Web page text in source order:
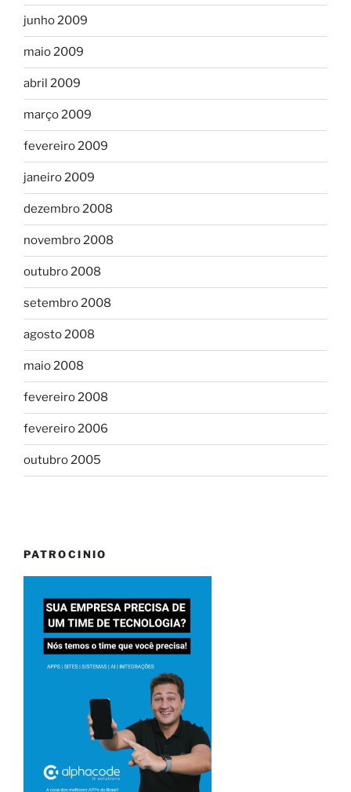
junho 2009
maio 2009
abril 2009
março 2009
fevereiro 2009
janeiro 2009
dezembro 2008
novembro 2008
outubro 2008
setembro 2008
agosto 2008
maio 2008
fevereiro 2008
fevereiro 2006
outubro 2005
PATROCINIO